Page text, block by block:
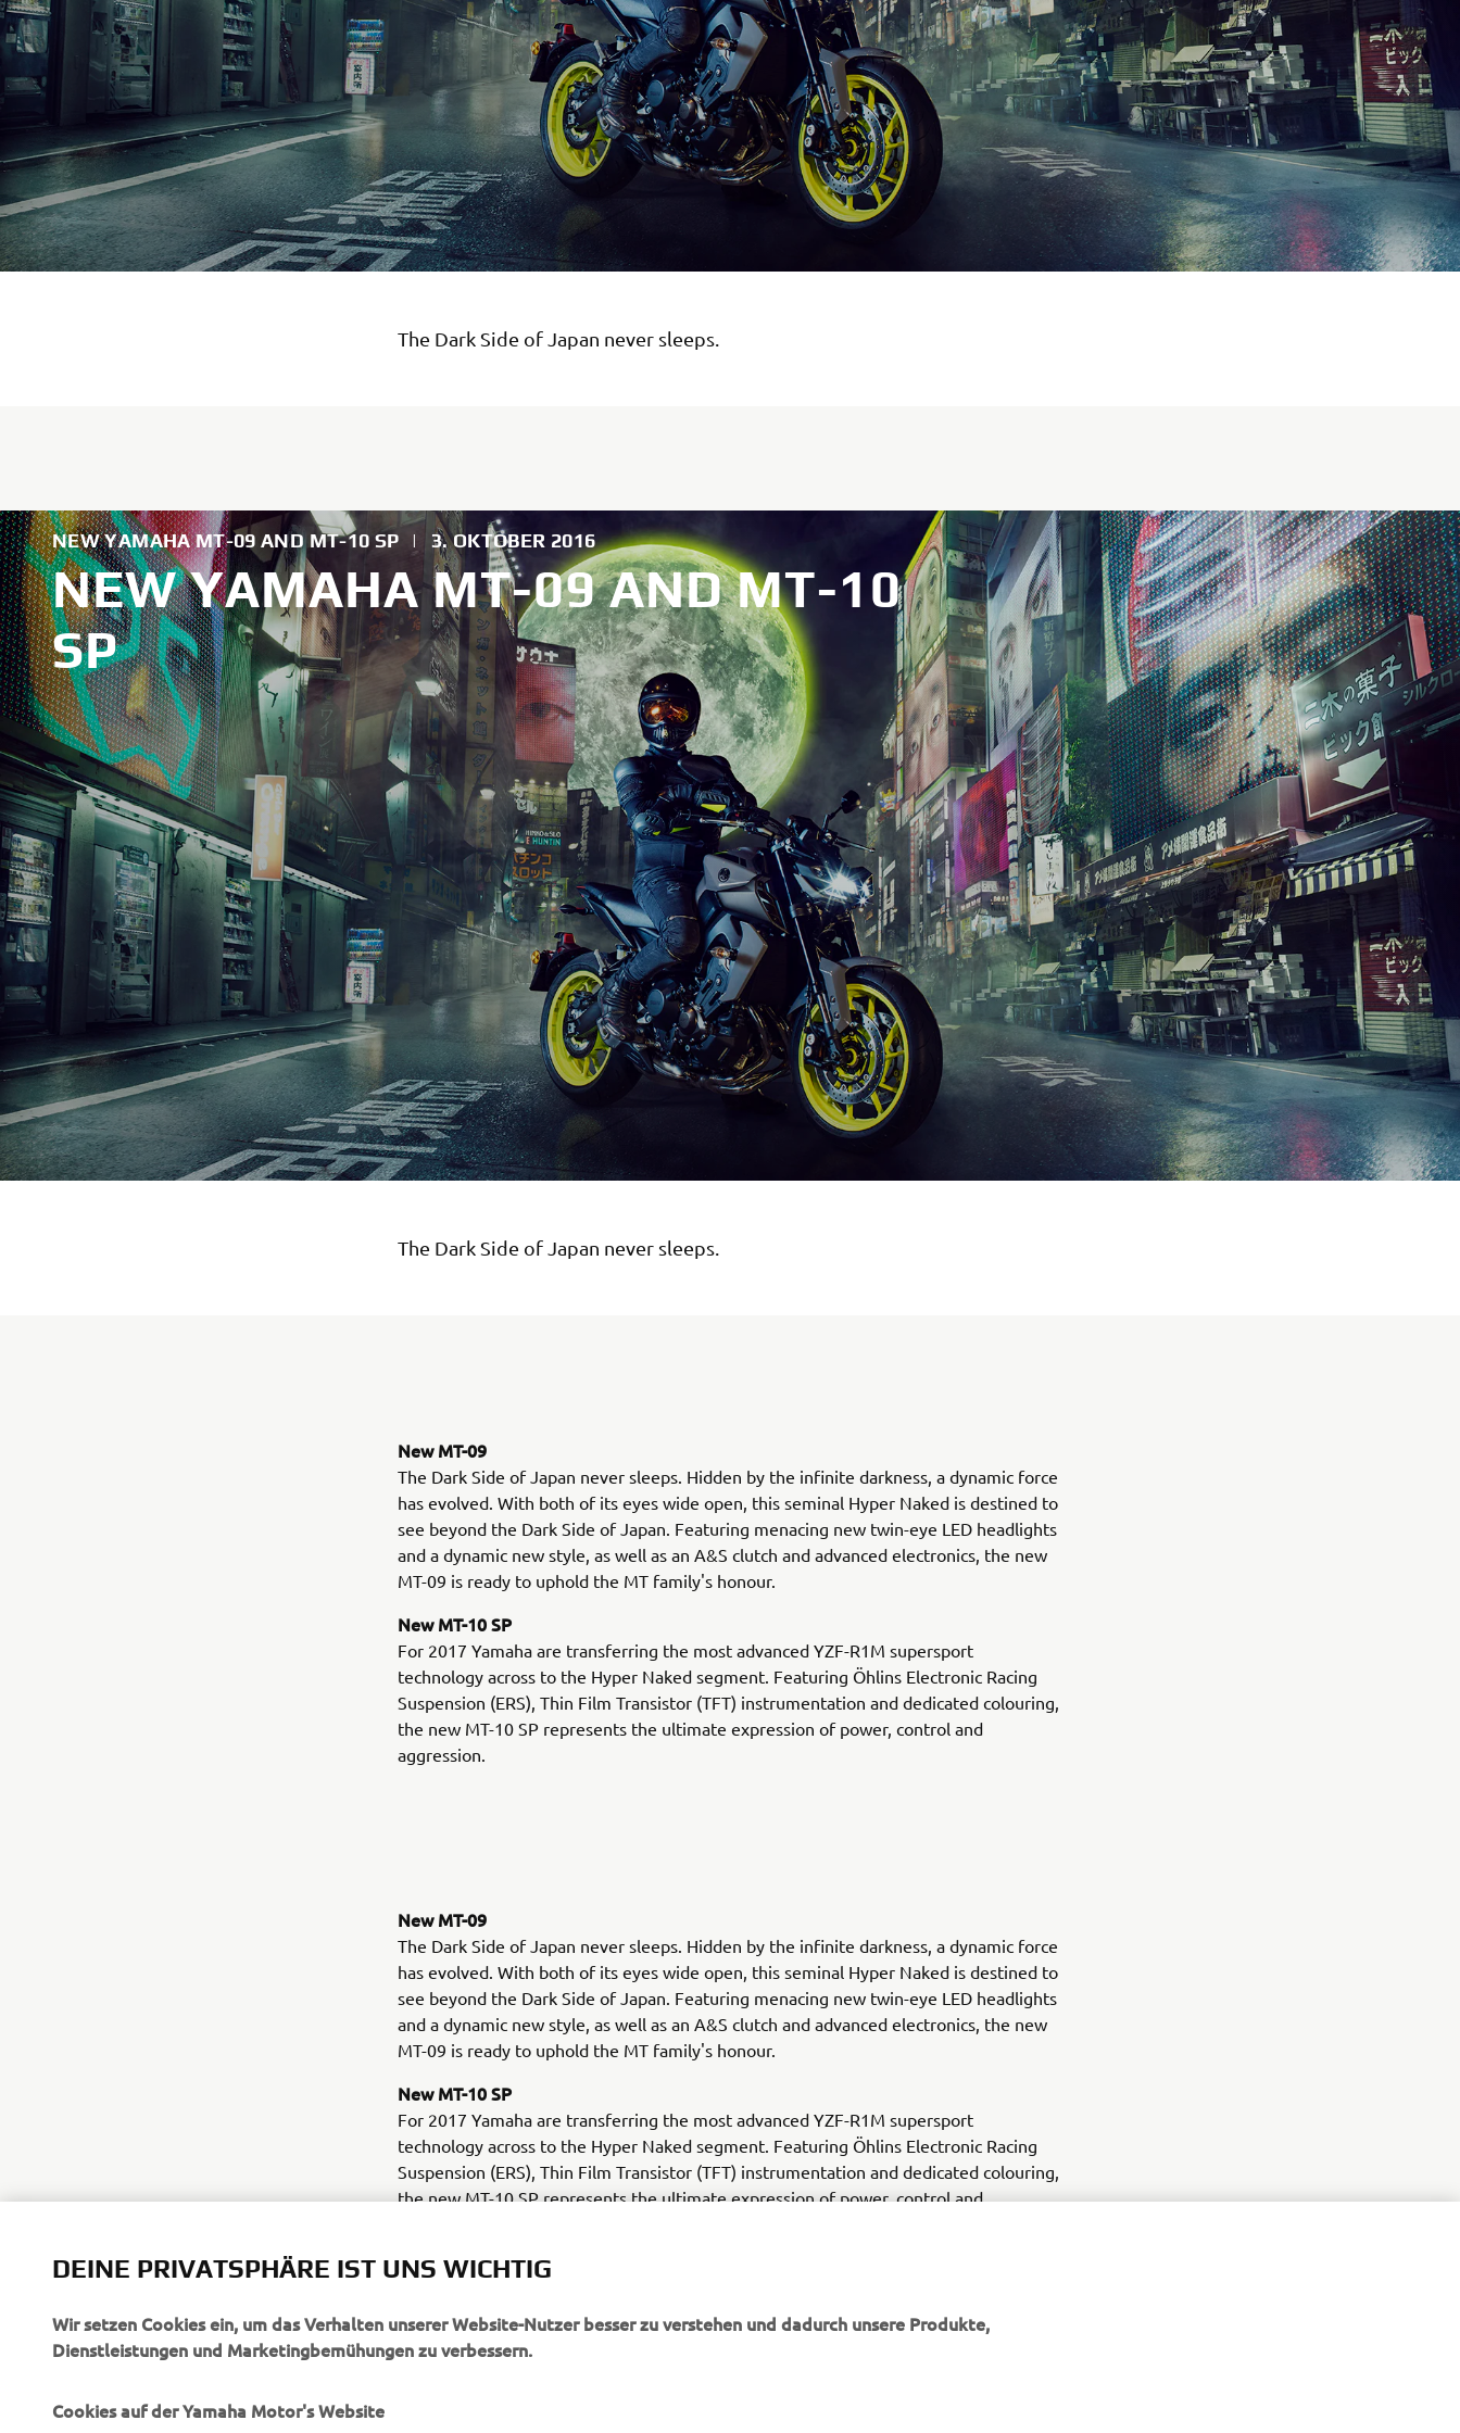
The Dark Side of Japan never sleeps.
NEW YAMAHA MT-09 AND MT-10 SP | 3. OKTOBER 2016
NEW YAMAHA MT-09 AND MT-10
SP
The Dark Side of Japan never sleeps.
New MT-09
The Dark Side of Japan never sleeps. Hidden by the infinite darkness, a dynamic force
has evolved. With both of its eyes wide open, this seminal Hyper Naked is destined to
see beyond the Dark Side of Japan. Featuring menacing new twin-eye LED headlights
and a dynamic new style, as well as an A&S clutch and advanced electronics, the new
MT-09 is ready to uphold the MT family's honour.
New MT-10 SP
For 2017 Yamaha are transferring the most advanced YZF-R1M supersport
technology across to the Hyper Naked segment. Featuring Öhlins Electronic Racing
Suspension (ERS), Thin Film Transistor (TFT) instrumentation and dedicated colouring,
the new MT-10 SP represents the ultimate expression of power, control and
aggression.
New MT-09
The Dark Side of Japan never sleeps. Hidden by the infinite darkness, a dynamic force
has evolved. With both of its eyes wide open, this seminal Hyper Naked is destined to
see beyond the Dark Side of Japan. Featuring menacing new twin-eye LED headlights
and a dynamic new style, as well as an A&S clutch and advanced electronics, the new
MT-09 is ready to uphold the MT family's honour.
New MT-10 SP
For 2017 Yamaha are transferring the most advanced YZF-R1M supersport
technology across to the Hyper Naked segment. Featuring Öhlins Electronic Racing
Suspension (ERS), Thin Film Transistor (TFT) instrumentation and dedicated colouring,
the new MT-10 SP represents the ultimate expression of power, control and
UNTERNEHMEN B2B
DEINE PRIVATSPHÄRE IST UNS WICHTIG
Wir setzen Cookies ein, um das Verhalten unserer Website-Nutzer besser zu verstehen und dadurch unsere Produkte,
Dienstleistungen und Marketingbemühungen zu verbessern.
Cookies auf der Yamaha Motor's Website